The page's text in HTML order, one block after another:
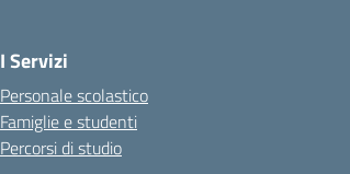
I Servizi
Personale scolastico
Famiglie e studenti
Percorsi di studio